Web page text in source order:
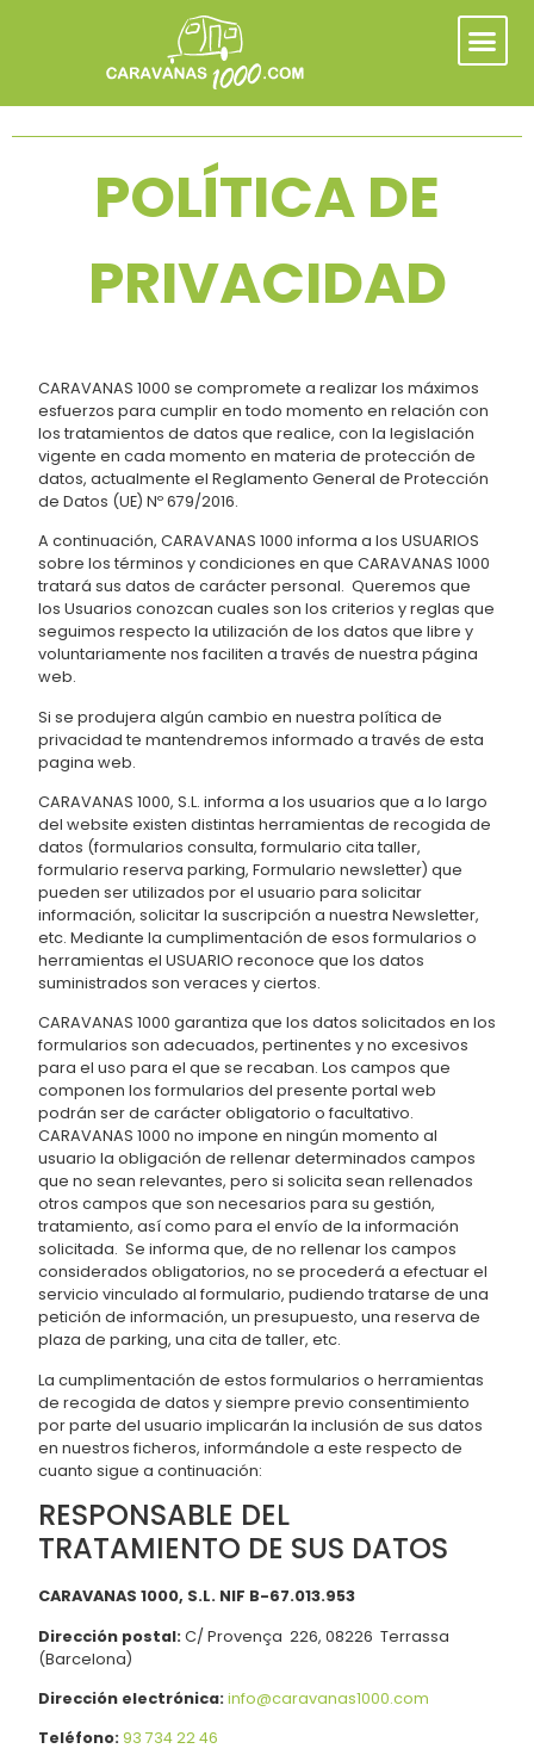
POLÍTICA DE
PRIVACIDAD
CARAVANAS 1000 se compromete a realizar los máximos
esfuerzos para cumplir en todo momento en relación con
los tratamientos de datos que realice, con la legislación
vigente en cada momento en materia de protección de
datos, actualmente el Reglamento General de Protección
de Datos (UE) Nº 679/2016.
A continuación, CARAVANAS 1000 informa a los USUARIOS
sobre los términos y condiciones en que CARAVANAS 1000
tratará sus datos de carácter personal. Queremos que
los Usuarios conozcan cuales son los criterios y reglas que
seguimos respecto la utilización de los datos que libre y
voluntariamente nos faciliten a través de nuestra página
web.
Si se produjera algún cambio en nuestra política de
privacidad te mantendremos informado a través de esta
pagina web.
CARAVANAS 1000, S.L. informa a los usuarios que a lo largo
del website existen distintas herramientas de recogida de
datos (formularios consulta, formulario cita taller,
formulario reserva parking, Formulario newsletter) que
pueden ser utilizados por el usuario para solicitar
información, solicitar la suscripción a nuestra Newsletter,
etc. Mediante la cumplimentación de esos formularios o
herramientas el USUARIO reconoce que los datos
suministrados son veraces y ciertos.
CARAVANAS 1000 garantiza que los datos solicitados en los
formularios son adecuados, pertinentes y no excesivos
para el uso para el que se recaban. Los campos que
componen los formularios del presente portal web
podrán ser de carácter obligatorio o facultativo.
CARAVANAS 1000 no impone en ningún momento al
usuario la obligación de rellenar determinados campos
que no sean relevantes, pero si solicita sean rellenados
otros campos que son necesarios para su gestión,
tratamiento, así como para el envío de la información
solicitada. Se informa que, de no rellenar los campos
considerados obligatorios, no se procederá a efectuar el
servicio vinculado al formulario, pudiendo tratarse de una
petición de información, un presupuesto, una reserva de
plaza de parking, una cita de taller, etc.
La cumplimentación de estos formularios o herramientas
de recogida de datos y siempre previo consentimiento
por parte del usuario implicarán la inclusión de sus datos
en nuestros ficheros, informándole a este respecto de
cuanto sigue a continuación:
RESPONSABLE DEL
TRATAMIENTO DE SUS DATOS
CARAVANAS 1000, S.L. NIF B-67.013.953
Dirección postal: C/ Provença 226, 08226 Terrassa
(Barcelona)
Dirección electrónica: info@caravanas1000.com
Teléfono: 93 734 22 46